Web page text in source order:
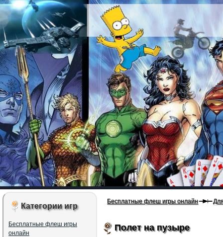
Бесплатные флеш игры онлайн
Полет на пузыре
Категории игр
Бесплатные флеш игры
онлайн